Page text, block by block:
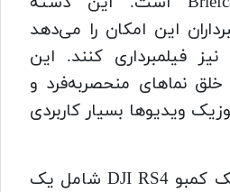
این امکان را می‌دهد
فیلمبرداری کنند. این
خلق نماهای منحصربه‌فرد و
ویدیوها بسیار کاربردی
علاوه بر این موارد، پک کمبو DJI RS4 شامل یک